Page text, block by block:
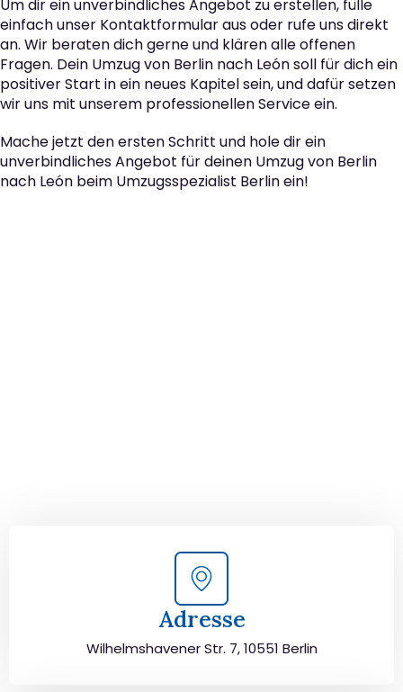
Um dir ein unverbindliches Angebot zu erstellen, fülle
einfach unser Kontaktformular aus oder rufe uns direkt
an. Wir beraten dich gerne und klären alle offenen
Fragen. Dein Umzug von Berlin nach León soll für dich ein
positiver Start in ein neues Kapitel sein, und dafür setzen
wir uns mit unserem professionellen Service ein.
Mache jetzt den ersten Schritt und hole dir ein
unverbindliches Angebot für deinen Umzug von Berlin
nach León beim Umzugsspezialist Berlin ein!
Adresse
Wilhelmshavener Str. 7, 10551 Berlin